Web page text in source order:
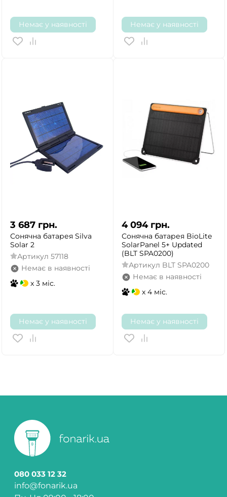
Немає у наявності Немає у наявності
3 687 грн.
Сонячна батарея Silva
Solar 2
Артикул 57118
Немає в наявності
x 3 міс.
Немає у наявності
4 094 грн.
Сонячна батарея BioLite
SolarPanel 5+ Updated
(BLT SPA0200)
Артикул BLT SPA0200
Немає в наявності
x 4 міс.
Немає у наявності
080 033 12 32
info@fonarik.ua